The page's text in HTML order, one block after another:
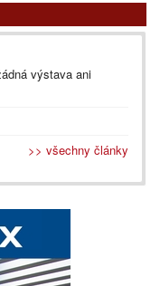
výstava ani
>> všechny články